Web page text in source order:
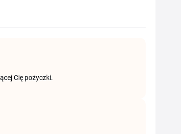
Cię pożyczki.